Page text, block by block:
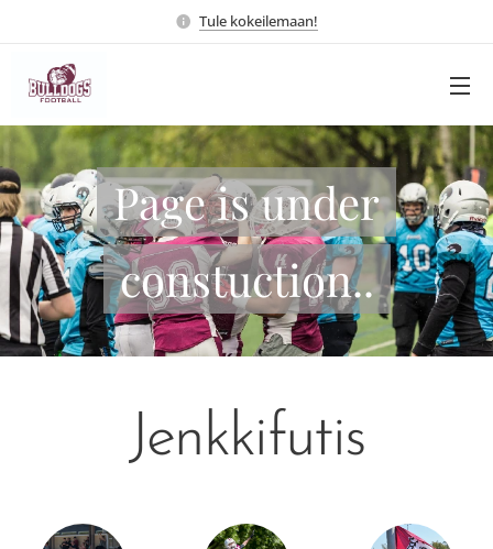
Tule kokeilemaan!
Page is under
constuction..
Jenkkifutis